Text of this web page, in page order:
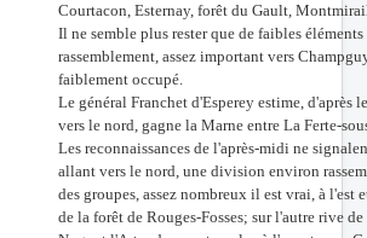
Courtacon, Esternay, forêt du Gault,
Il ne semble plus rester que de faibles
rassemblement, assez important vers
faiblement occupé.
Le général Franchet d'Esperey estime, d'après
vers le nord, gagne la Marne entre La Ferte-
Les reconnaissances de l'après-midi ne
allant vers le nord, une division environ
des groupes, assez nombreux il est vrai, à l'est
de la forêt de Rouges-Fosses; sur l'autre rive